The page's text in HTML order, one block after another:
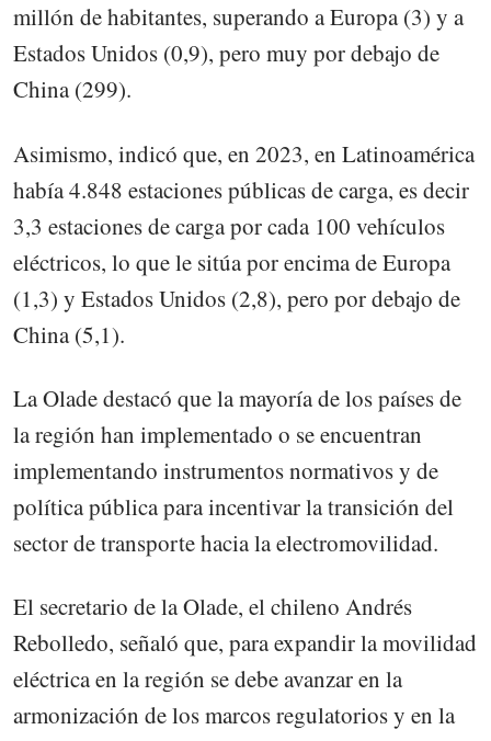
millón de habitantes, superando a Europa (3) y a
Estados Unidos (0,9), pero muy por debajo de
China (299).
Asimismo, indicó que, en 2023, en Latinoamérica
había 4.848 estaciones públicas de carga, es decir
3,3 estaciones de carga por cada 100 vehículos
eléctricos, lo que le sitúa por encima de Europa
(1,3) y Estados Unidos (2,8), pero por debajo de
China (5,1).
La Olade destacó que la mayoría de los países de
la región han implementado o se encuentran
implementando instrumentos normativos y de
política pública para incentivar la transición del
sector de transporte hacia la electromovilidad.
El secretario de la Olade, el chileno Andrés
Rebolledo, señaló que, para expandir la movilidad
eléctrica en la región se debe avanzar en la
armonización de los marcos regulatorios y en la